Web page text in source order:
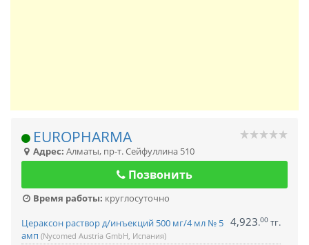
EUROPHARMA
Адрес: Алматы, пр-т. Сейфуллина 510
Позвонить
Время работы: круглосуточно
Цераксон раствор д/инъекций 500 мг/4 мл № 5
амп (Nycomed Austria GmbH, Испания)
4,923.00 тг.